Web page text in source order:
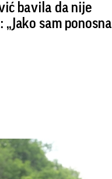
bavila da nije
„Jako sam ponosna